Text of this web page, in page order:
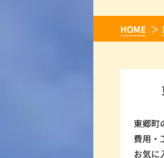
HOME
東郷町
費用・
お気に